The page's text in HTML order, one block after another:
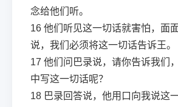
念给他们听。
16 他们听见这一切话就害怕，面
说，我们必须将这一切话告诉王。
17 他们问巴录说，请你告诉我们
中写这一切话呢？
18 巴录回答说，他用口向我说这